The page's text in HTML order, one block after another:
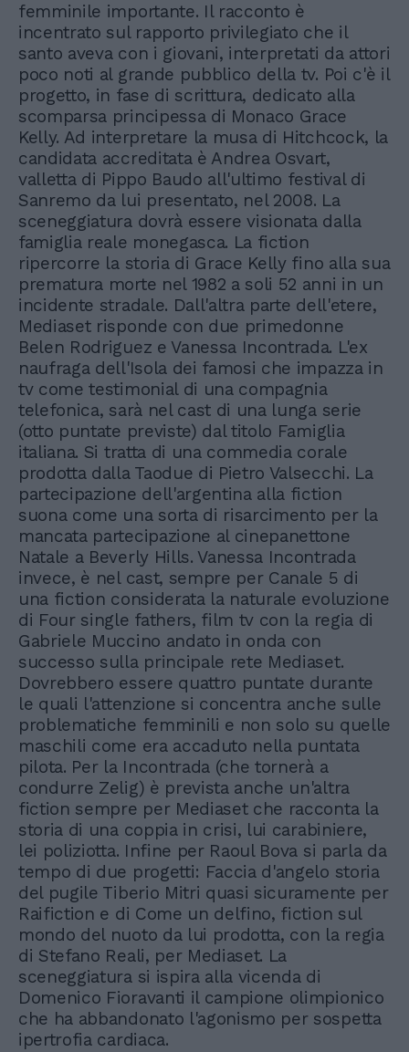
femminile importante. Il racconto è
incentrato sul rapporto privilegiato che il
santo aveva con i giovani, interpretati da attori
poco noti al grande pubblico della tv. Poi c'è il
progetto, in fase di scrittura, dedicato alla
scomparsa principessa di Monaco Grace
Kelly. Ad interpretare la musa di Hitchcock, la
candidata accreditata è Andrea Osvart,
valletta di Pippo Baudo all'ultimo festival di
Sanremo da lui presentato, nel 2008. La
sceneggiatura dovrà essere visionata dalla
famiglia reale monegasca. La fiction
ripercorre la storia di Grace Kelly fino alla sua
prematura morte nel 1982 a soli 52 anni in un
incidente stradale. Dall'altra parte dell'etere,
Mediaset risponde con due primedonne
Belen Rodriguez e Vanessa Incontrada. L'ex
naufraga dell'Isola dei famosi che impazza in
tv come testimonial di una compagnia
telefonica, sarà nel cast di una lunga serie
(otto puntate previste) dal titolo Famiglia
italiana. Si tratta di una commedia corale
prodotta dalla Taodue di Pietro Valsecchi. La
partecipazione dell'argentina alla fiction
suona come una sorta di risarcimento per la
mancata partecipazione al cinepanettone
Natale a Beverly Hills. Vanessa Incontrada
invece, è nel cast, sempre per Canale 5 di
una fiction considerata la naturale evoluzione
di Four single fathers, film tv con la regia di
Gabriele Muccino andato in onda con
successo sulla principale rete Mediaset.
Dovrebbero essere quattro puntate durante
le quali l'attenzione si concentra anche sulle
problematiche femminili e non solo su quelle
maschili come era accaduto nella puntata
pilota. Per la Incontrada (che tornerà a
condurre Zelig) è prevista anche un'altra
fiction sempre per Mediaset che racconta la
storia di una coppia in crisi, lui carabiniere,
lei poliziotta. Infine per Raoul Bova si parla da
tempo di due progetti: Faccia d'angelo storia
del pugile Tiberio Mitri quasi sicuramente per
Raifiction e di Come un delfino, fiction sul
mondo del nuoto da lui prodotta, con la regia
di Stefano Reali, per Mediaset. La
sceneggiatura si ispira alla vicenda di
Domenico Fioravanti il campione olimpionico
che ha abbandonato l'agonismo per sospetta
ipertrofia cardiaca.